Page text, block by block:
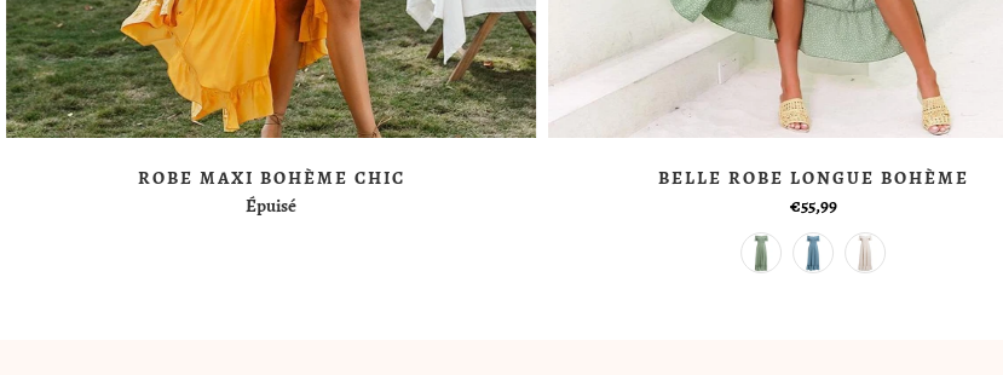
ROBE MAXI BOHÈME CHIC
Épuisé
BELLE ROBE LONGUE BOHÈME
€55,99